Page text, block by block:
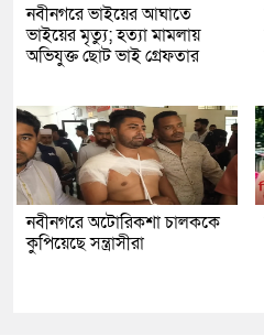
নবীনগরে ভাইয়ের আঘাতে
ভাইয়ের মৃত্যু; হত্যা মামলায়
অভিযুক্ত ছোট ভাই গ্রেফতার
নবীনগরে অটোরিকশা চালককে
কুপিয়েছে সন্ত্রাসীরা